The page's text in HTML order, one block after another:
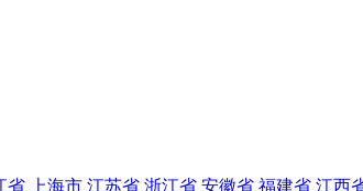
省 上海市 江苏省 浙江省 安徽省 福建省 江西